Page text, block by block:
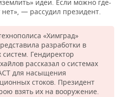
идеи. Если можно где-
— рассудил президент.
«Химград»
разработки в
Гендиректор
рассказал о системах
для насыщения
стоков. Президент
взять их на вооружение.